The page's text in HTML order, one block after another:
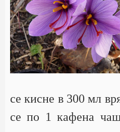
се кисне в 300 мл
се по 1 кафена